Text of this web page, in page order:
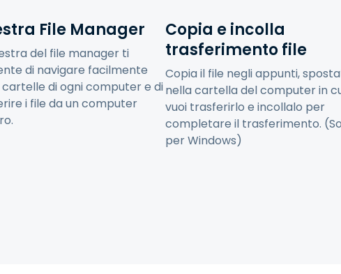
File Manager
del file manager ti
di navigare facilmente
di ogni computer e di
i file da un computer
Copia e incolla
trasferimento file
Copia il file negli appunti,
nella cartella del computer in
vuoi trasferirlo e incollalo per
completare il trasferimento.
per Windows)